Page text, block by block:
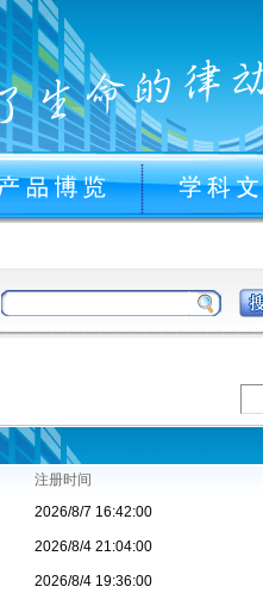
注册时间
2026/8/7 16:42:00
2026/8/4 21:04:00
2026/8/4 19:36:00